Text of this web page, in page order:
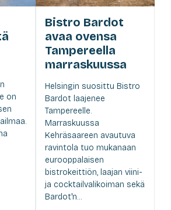
on
Bistro Bardot
avaa ovensa
Tampereella
marraskuussa
Helsingin suosittu Bistro
Bardot laajenee
Tampereelle.
Marraskuussa
Kehräsaareen avautuva
ravintola tuo mukanaan
eurooppalaisen
bistrokeittiön, laajan viini-
ja cocktailvalikoiman sekä
Bardot'n...